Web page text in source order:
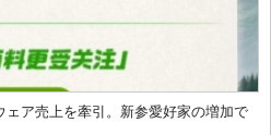
ア売上を牽引。新参愛好家の増加で